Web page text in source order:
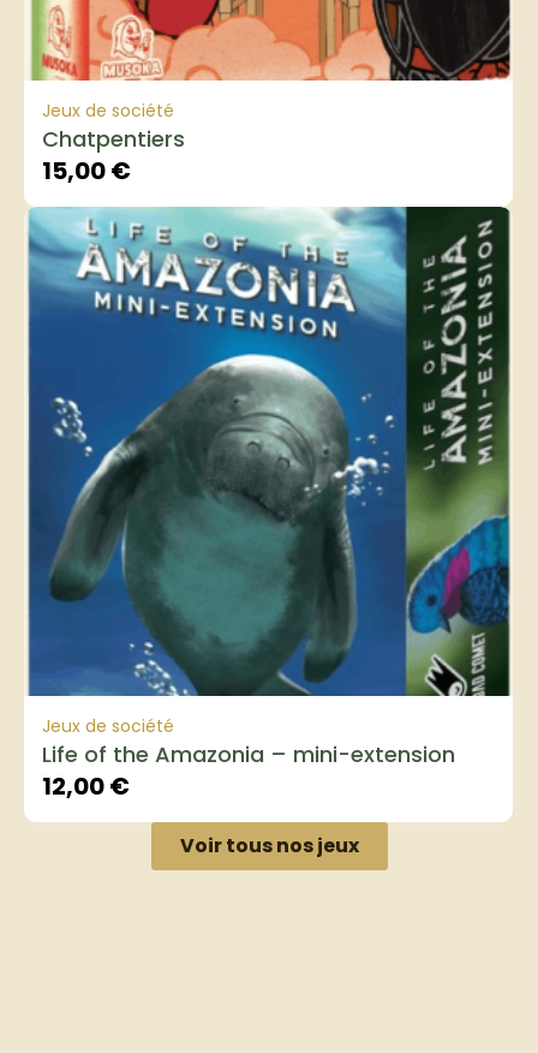
Jeux de société
Chatpentiers
15,00€
Jeux de société
Life of the Amazonia – mini-extension
12,00€
Voir tous nos jeux